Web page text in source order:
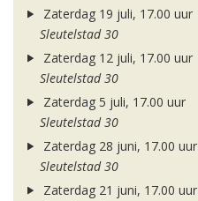
Zaterdag 19 juli, 17.00 uur
Sleutelstad 30
Zaterdag 12 juli, 17.00 uur
Sleutelstad 30
Zaterdag 5 juli, 17.00 uur
Sleutelstad 30
Zaterdag 28 juni, 17.00 uur
Sleutelstad 30
Zaterdag 21 juni, 17.00 uur